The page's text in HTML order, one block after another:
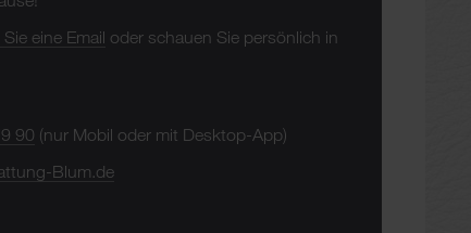
eine Email oder schauen Sie persönlich in
90 (nur Mobil oder mit Desktop-App)
Blum.de